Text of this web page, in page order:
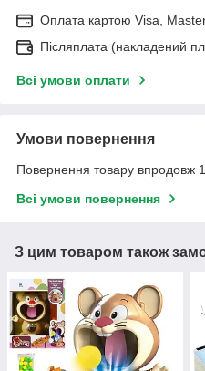
Оплата картою Visa,
Післяплата (накладений
Всі умови оплати
Умови повернення
Повернення товару впродовж
Всі умови повернення
З цим товаром також